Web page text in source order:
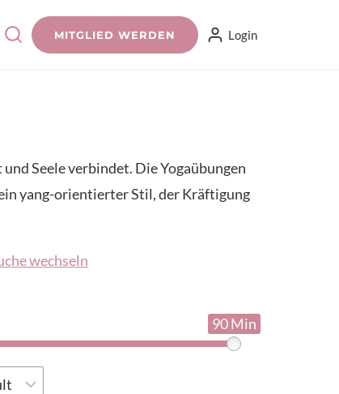
MITGLIED WERDEN Login
Seele verbindet. Die Yogaübungen
yang-orientierter Stil, der Kräftigung
wechseln
90 Min